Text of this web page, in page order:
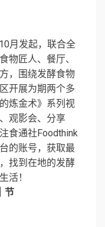
月发起，联合全
物匠人、餐厅、
，围绕发酵食物
开展为期两个多
炼金术》系列视
观影会、分享
食通社Foodthink
的账号，获取最
找到在地的发酵
活！
节